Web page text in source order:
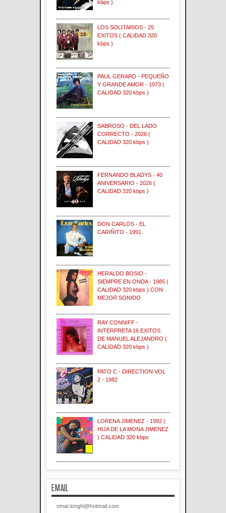
kbps )
LOS SOLITARIOS - 25
EXITOS ( CALIDAD 320
kbps )
PAUL GERARD - PEQUEÑO
Y GRANDE AMOR - 1973 (
CALIDAD 320 kbps )
SABROSO - DEL LADO
CORRECTO - 2026 (
CALIDAD 320 kbps )
FERNANDO BLADYS - 40
ANIVERSARIO - 2026 (
CALIDAD 320 kbps )
DON CARLOS - EL
CARIÑITO - 1991
HERALDO BOSIO -
SIEMPRE EN ONDA - 1985 (
CALIDAD 320 kbps ) CON
MEJOR SONIDO
RAY CONNIFF -
INTERPRETA 16 EXITOS
DE MANUEL ALEJANDRO (
CALIDAD 320 kbps )
PATO C - DIRECTION VOL
2 - 1982
LORENA JIMENEZ - 1992 (
HIJA DE LA MONA JIMENEZ
) CALIDAD 320 kbps
EMAIL
omar.longhi@hotmail.com